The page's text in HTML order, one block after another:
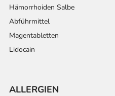
Hämorrhoiden Salbe
Abführmittel
Magentabletten
Lidocain
ALLERGIEN